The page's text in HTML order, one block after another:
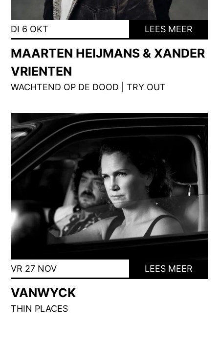
DI 6 OKT LEES MEER
MAARTEN HEIJMANS & XANDER
VRIENTEN
WACHTEND OP DE DOOD | TRY OUT
VR 27 NOV LEES MEER
VANWYCK
THIN PLACES